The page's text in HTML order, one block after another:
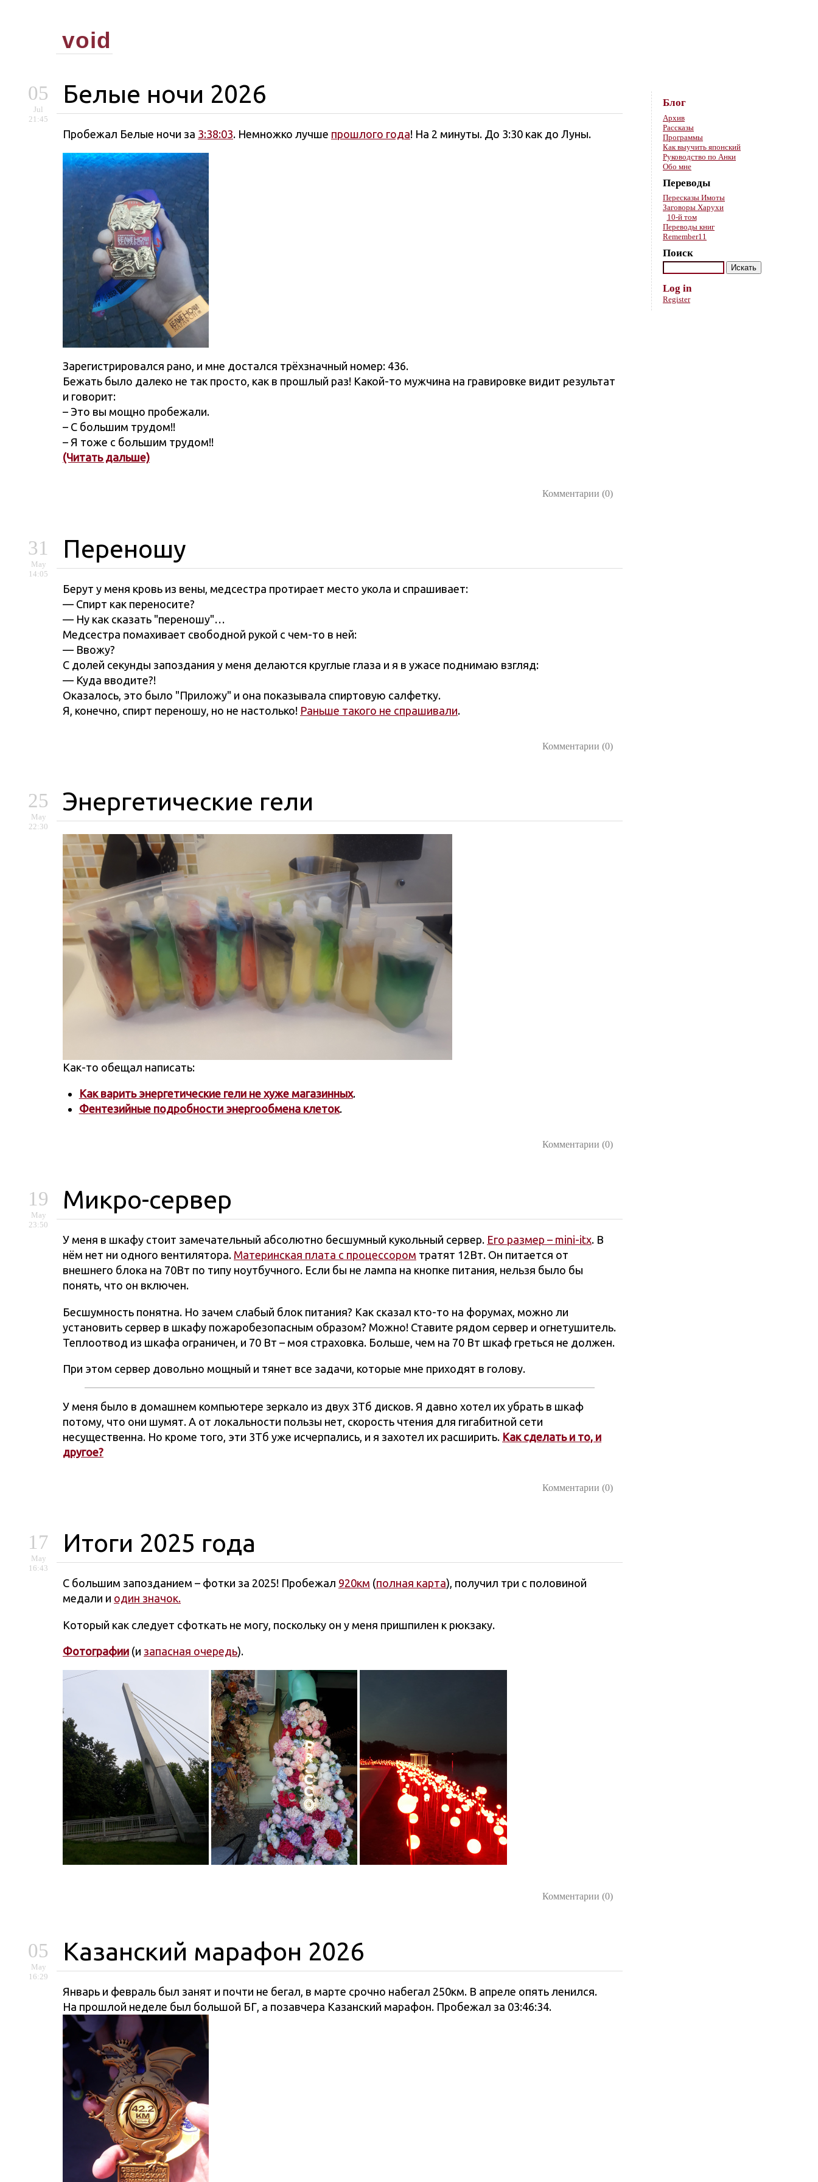
void
05
Jul
21:45
Белые ночи 2026
Пробежал Белые ночи за 3:38:03. Немножко лучше прошлого года! На 2 минуты. До 3:30 как до Луны.
Зарегистрировался рано, и мне достался трёхзначный номер: 436.
Бежать было далеко не так просто, как в прошлый раз! Какой-то мужчина на гравировке видит результат
и говорит:
– Это вы мощно пробежали.
– С большим трудом!!
– Я тоже с большим трудом!!
(Читать дальше)
Комментарии (0)
31
May
14:05
Переношу
Берут у меня кровь из вены, медсестра протирает место укола и спрашивает:
— Спирт как переносите?
— Ну как сказать "переношу"…
Медсестра помахивает свободной рукой с чем-то в ней:
— Ввожу?
С долей секунды запоздания у меня делаются круглые глаза и я в ужасе поднимаю взгляд:
— Куда вводите?!
Оказалось, это было "Приложу" и она показывала спиртовую салфетку.
Я, конечно, спирт переношу, но не настолько! Раньше такого не спрашивали.
Комментарии (0)
25
May
22:30
Энергетические гели
Как-то обещал написать:
Как варить энергетические гели не хуже магазинных.
Фентезийные подробности энергообмена клеток.
Комментарии (0)
19
May
23:50
Микро-сервер
У меня в шкафу стоит замечательный абсолютно бесшумный кукольный сервер. Его размер – mini-itx. В
нём нет ни одного вентилятора. Материнская плата с процессором тратят 12Вт. Он питается от
внешнего блока на 70Вт по типу ноутбучного. Если бы не лампа на кнопке питания, нельзя было бы
понять, что он включен.
Бесшумность понятна. Но зачем слабый блок питания? Как сказал кто-то на форумах, можно ли
установить сервер в шкафу пожаробезопасным образом? Можно! Ставите рядом сервер и огнетушитель.
Теплоотвод из шкафа ограничен, и 70 Вт – моя страховка. Больше, чем на 70 Вт шкаф греться не должен.
При этом сервер довольно мощный и тянет все задачи, которые мне приходят в голову.
У меня было в домашнем компьютере зеркало из двух 3Тб дисков. Я давно хотел их убрать в шкаф
потому, что они шумят. А от локальности пользы нет, скорость чтения для гигабитной сети
несущественна. Но кроме того, эти 3Тб уже исчерпались, и я захотел их расширить. Как сделать и то, и
другое?
Комментарии (0)
17
May
16:43
Итоги 2025 года
С большим запозданием – фотки за 2025! Пробежал 920км (полная карта), получил три с половиной
медали и один значок.
Который как следует сфоткать не могу, поскольку он у меня пришпилен к рюкзаку.
Фотографии (и запасная очередь).
Комментарии (0)
05
May
16:29
Казанский марафон 2026
Январь и февраль был занят и почти не бегал, в марте срочно набегал 250км. В апреле опять ленился.
На прошлой неделе был большой БГ, а позавчера Казанский марафон. Пробежал за 03:46:34.
Блог
Архив
Рассказы
Программы
Как выучить японский
Руководство по Анки
Обо мне
Переводы
Пересказы Имоты
Заговоры Харухи
10-й том
Переводы книг
Remember11
Поиск
Log in
Register